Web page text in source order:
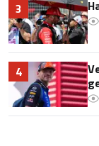
3
4